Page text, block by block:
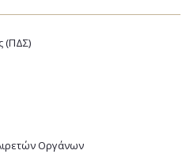
(ΠΔΣ)
Οργάνων